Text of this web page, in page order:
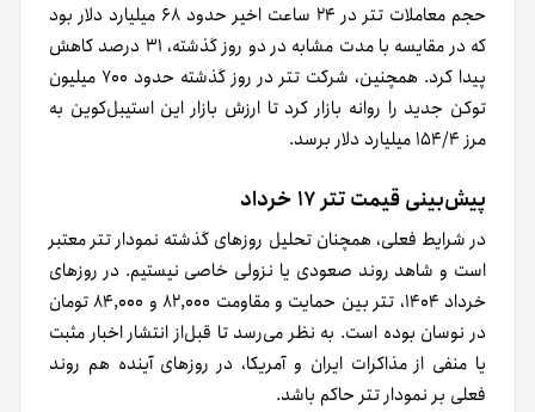
حجم معاملات تتر در ۲۴ ساعت اخیر حدود ۶۸ میلیارد دلار بود
که در مقایسه با مدت مشابه در دو روز گذشته، ۳۱ درصد کاهش
پیدا کرد. همچنین، شرکت تتر در روز گذشته حدود ۷۰۰ میلیون
توکن جدید را روانه بازار کرد تا ارزش بازار این استیبل‌کوین به
مرز ۱۵۴/۴ میلیارد دلار برسد.
پیش‌بینی قیمت تتر ۱۷ خرداد
در شرایط فعلی، همچنان تحلیل روزهای گذشته نمودار تتر معتبر
است و شاهد روند صعودی یا نزولی خاصی نیستیم. در روزهای
خرداد ۱۴۰۴، تتر بین حمایت و مقاومت ۸۲,۰۰۰ و ۸۴,۰۰۰ تومان
در نوسان بوده است. به‌ نظر می‌رسد تا قبل‌از انتشار اخبار مثبت
یا منفی از مذاکرات ایران و آمریکا، در روزهای آینده هم روند
فعلی بر نمودار تتر حاکم باشد.